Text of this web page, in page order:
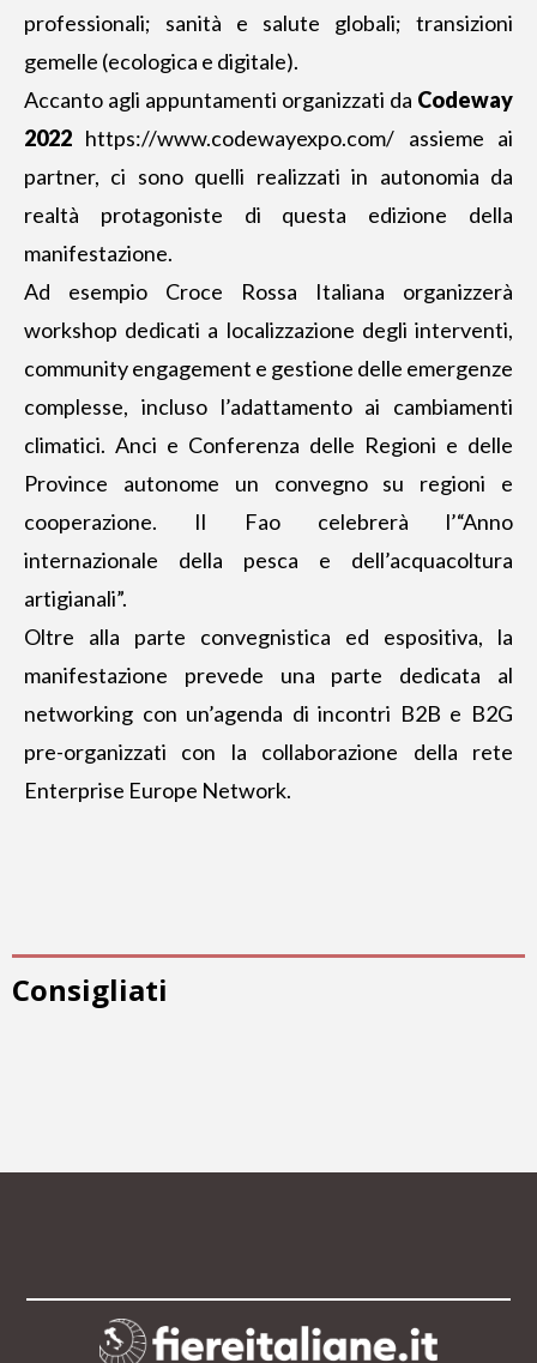
professionali; sanità e salute globali; transizioni
gemelle (ecologica e digitale).
Accanto agli appuntamenti organizzati da Codeway
2022 https://www.codewayexpo.com/ assieme ai
partner, ci sono quelli realizzati in autonomia da
realtà protagoniste di questa edizione della
manifestazione.
Ad esempio Croce Rossa Italiana organizzerà
workshop dedicati a localizzazione degli interventi,
community engagement e gestione delle emergenze
complesse, incluso l’adattamento ai cambiamenti
climatici. Anci e Conferenza delle Regioni e delle
Province autonome un convegno su regioni e
cooperazione. Il Fao celebrerà l’“Anno
internazionale della pesca e dell’acquacoltura
artigianali”.
Oltre alla parte convegnistica ed espositiva, la
manifestazione prevede una parte dedicata al
networking con un’agenda di incontri B2B e B2G
pre-organizzati con la collaborazione della rete
Enterprise Europe Network.
Consigliati